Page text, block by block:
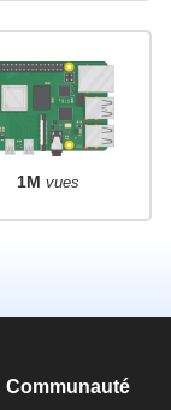
1M vues
Communauté